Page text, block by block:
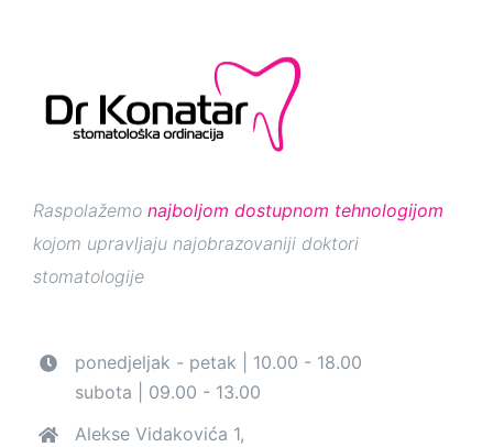
Raspolažemo najboljom dostupnom tehnologijom
kojom upravljaju najobrazovaniji doktori
stomatologije
ponedjeljak - petak | 10.00 - 18.00
subota | 09.00 - 13.00
Alekse Vidakovića 1,